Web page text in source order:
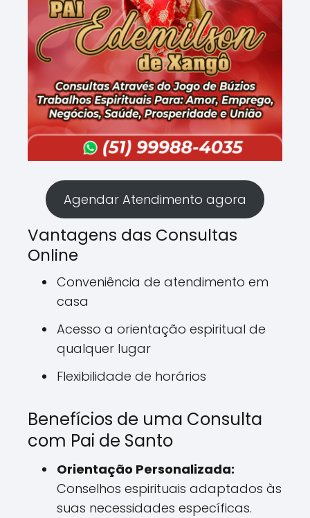
Agendar Atendimento agora
Vantagens das Consultas
Online
Conveniência de atendimento em
casa
Acesso a orientação espiritual de
qualquer lugar
Flexibilidade de horários
Benefícios de uma Consulta
com Pai de Santo
Orientação Personalizada:
Conselhos espirituais adaptados às
suas necessidades específicas.